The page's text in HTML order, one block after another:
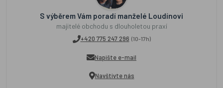
S výběrem Vám poradí manželé Loudínovi
majitelé obchodu s dlouholetou praxí
+420 775 247 296 (10-17h)
Napište e-mail
Navštivte nás